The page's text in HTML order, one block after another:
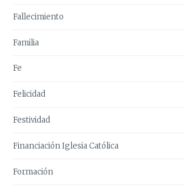
Fallecimiento
Familia
Fe
Felicidad
Festividad
Financiación Iglesia Católica
Formación